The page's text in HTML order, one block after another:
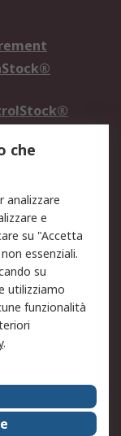
Privacy -
d'uso
generali di
che
analizzare
e
su "Accetta
essenziali.
su
utilizziamo
funzionalità
.